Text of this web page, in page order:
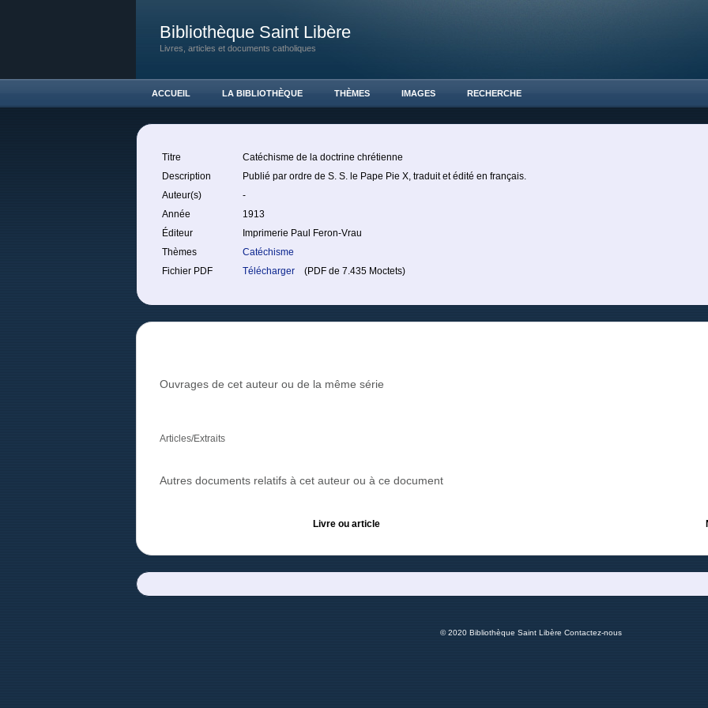
Bibliothèque Saint Libère
Livres, articles et documents catholiques
ACCUEIL LA BIBLIOTHÈQUE THÈMES IMAGES RECHERCHE
Titre
Catéchisme de la doctrine chrétienne
Description
Publié par ordre de S. S. le Pape Pie X, traduit et édité en français.
Auteur(s)
-
Année
1913
Éditeur
Imprimerie Paul Feron-Vrau
Thèmes
Catéchisme
Fichier PDF
Télécharger (PDF de 7.435 Moctets)
Ouvrages de cet auteur ou de la même série
Articles/Extraits
Autres documents relatifs à cet auteur ou à ce document
Livre ou article
© 2020 Bibliothèque Saint Libère Contactez-nous